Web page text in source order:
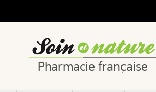
Pharmacie française